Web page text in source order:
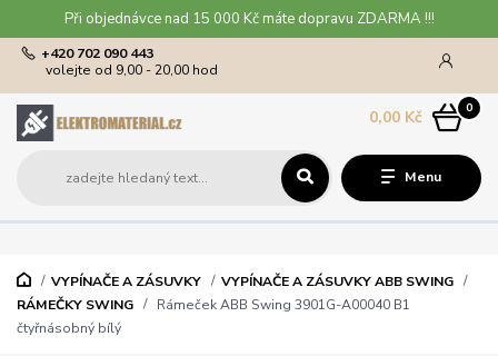
Při objednávce nad 15 000 Kč máte dopravu ZDARMA !!!
Menu
+420 702 090 443
volejte od 9,00 - 20,00 hod
0
0,00 Kč
VYPÍNAČE A ZÁSUVKY
VYPÍNAČE A ZÁSUVKY ABB SWING
RÁMEČKY SWING
Rámeček ABB Swing 3901G-A00040 B1
čtyřnásobný bílý